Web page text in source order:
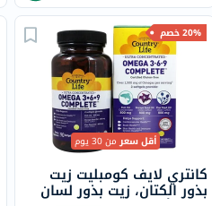
20% خصم
أقل سعرمن 30 يوم
كانتري لايف كومبليت زيت
بذور الكتان، زيت بذور لسان